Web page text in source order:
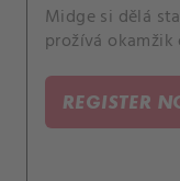
Midge si dělá
prožívá okamžik
REGISTER